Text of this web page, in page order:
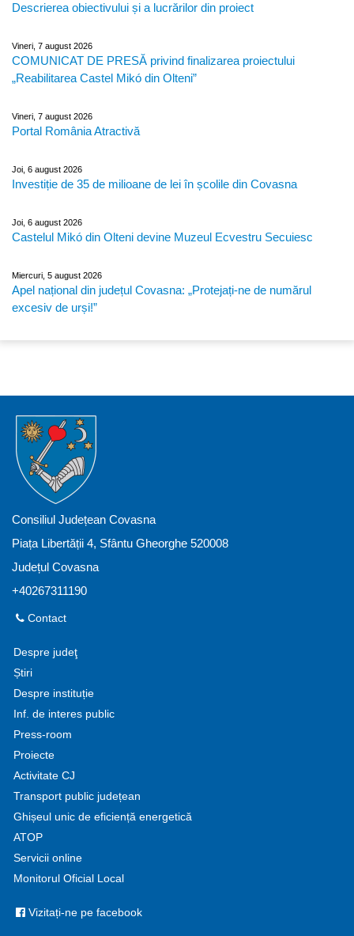
Descrierea obiectivului și a lucrărilor din proiect
Vineri, 7 august 2026
COMUNICAT DE PRESĂ privind finalizarea proiectului
„Reabilitarea Castel Mikó din Olteni”
Vineri, 7 august 2026
Portal România Atractivă
Joi, 6 august 2026
Investiție de 35 de milioane de lei în școlile din Covasna
Joi, 6 august 2026
Castelul Mikó din Olteni devine Muzeul Ecvestru Secuiesc
Miercuri, 5 august 2026
Apel național din județul Covasna: „Protejați-ne de numărul
excesiv de urși!”
Consiliul Județean Covasna
Piața Libertății 4, Sfântu Gheorghe 520008
Județul Covasna
+40267311190
Contact
Despre judeţ
Știri
Despre instituție
Inf. de interes public
Press-room
Proiecte
Activitate CJ
Transport public județean
Ghișeul unic de eficiență energetică
ATOP
Servicii online
Monitorul Oficial Local
Vizitați-ne pe facebook